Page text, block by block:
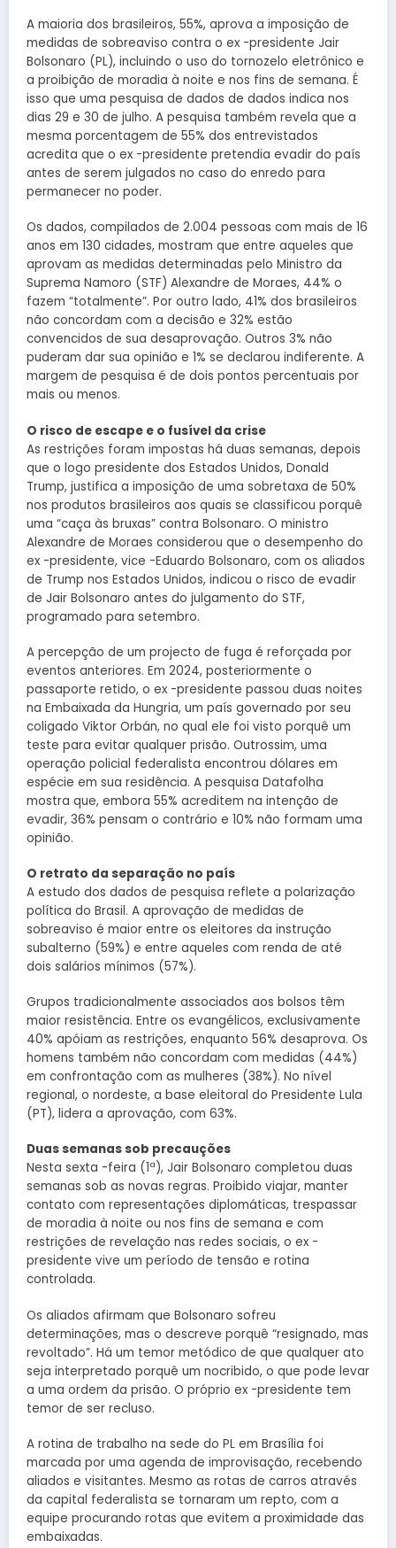
A maioria dos brasileiros, 55%, aprova a imposição de
medidas de sobreaviso contra o ex -presidente Jair
Bolsonaro (PL), incluindo o uso do tornozelo eletrônico e
a proibição de moradia à noite e nos fins de semana. É
isso que uma pesquisa de dados de dados indica nos
dias 29 e 30 de julho. A pesquisa também revela que a
mesma porcentagem de 55% dos entrevistados
acredita que o ex -presidente pretendia evadir do país
antes de serem julgados no caso do enredo para
permanecer no poder.
Os dados, compilados de 2.004 pessoas com mais de 16
anos em 130 cidades, mostram que entre aqueles que
aprovam as medidas determinadas pelo Ministro da
Suprema Namoro (STF) Alexandre de Moraes, 44% o
fazem “totalmente”. Por outro lado, 41% dos brasileiros
não concordam com a decisão e 32% estão
convencidos de sua desaprovação. Outros 3% não
puderam dar sua opinião e 1% se declarou indiferente. A
margem de pesquisa é de dois pontos percentuais por
mais ou menos.
O risco de escape e o fusível da crise
As restrições foram impostas há duas semanas, depois
que o logo presidente dos Estados Unidos, Donald
Trump, justifica a imposição de uma sobretaxa de 50%
nos produtos brasileiros aos quais se classificou porquê
uma “caça às bruxas” contra Bolsonaro. O ministro
Alexandre de Moraes considerou que o desempenho do
ex -presidente, vice -Eduardo Bolsonaro, com os aliados
de Trump nos Estados Unidos, indicou o risco de evadir
de Jair Bolsonaro antes do julgamento do STF,
programado para setembro.
A percepção de um projecto de fuga é reforçada por
eventos anteriores. Em 2024, posteriormente o
passaporte retido, o ex -presidente passou duas noites
na Embaixada da Hungria, um país governado por seu
coligado Viktor Orbán, no qual ele foi visto porquê um
teste para evitar qualquer prisão. Outrossim, uma
operação policial federalista encontrou dólares em
espécie em sua residência. A pesquisa Datafolha
mostra que, embora 55% acreditem na intenção de
evadir, 36% pensam o contrário e 10% não formam uma
opinião.
O retrato da separação no país
A estudo dos dados de pesquisa reflete a polarização
política do Brasil. A aprovação de medidas de
sobreaviso é maior entre os eleitores da instrução
subalterno (59%) e entre aqueles com renda de até
dois salários mínimos (57%).
Grupos tradicionalmente associados aos bolsos têm
maior resistência. Entre os evangélicos, exclusivamente
40% apóiam as restrições, enquanto 56% desaprova. Os
homens também não concordam com medidas (44%)
em confrontação com as mulheres (38%). No nível
regional, o nordeste, a base eleitoral do Presidente Lula
(PT), lidera a aprovação, com 63%.
Duas semanas sob precauções
Nesta sexta -feira (1ª), Jair Bolsonaro completou duas
semanas sob as novas regras. Proibido viajar, manter
contato com representações diplomáticas, trespassar
de moradia à noite ou nos fins de semana e com
restrições de revelação nas redes sociais, o ex -
presidente vive um período de tensão e rotina
controlada.
Os aliados afirmam que Bolsonaro sofreu
determinações, mas o descreve porquê “resignado, mas
revoltado”. Há um temor metódico de que qualquer ato
seja interpretado porquê um nocribido, o que pode levar
a uma ordem da prisão. O próprio ex -presidente tem
temor de ser recluso.
A rotina de trabalho na sede do PL em Brasília foi
marcada por uma agenda de improvisação, recebendo
aliados e visitantes. Mesmo as rotas de carros através
da capital federalista se tornaram um repto, com a
equipe procurando rotas que evitem a proximidade das
embaixadas.